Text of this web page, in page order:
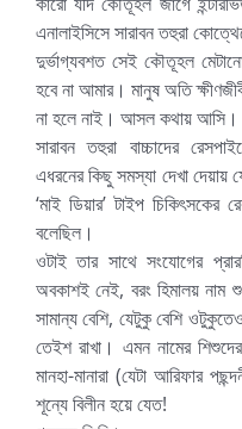
এনালাইসিসে সারাবন তহুরা
দুর্ভাগ্যবশত সেই কৌতূহল
হবে না আমার। মানুষ অতি
না হলে নাই। আসল কথায় আসি।
সারাবন তহুরা বাচ্চাদের
এধরনের কিছু সমস্যা দেখা দেয়ায়
‘মাই ডিয়ার’ টাইপ চিকিৎসকের
বলেছিল।
ওটাই তার সাথে সংযোগের
অবকাশই নেই, বরং হিমালয় নাম
সামান্য বেশি, যেটুকু বেশি
তেইশ রাখা। এমন নামের
মানহা-মানারা (যেটা আরিফার
শূন্যে বিলীন হয়ে যেত!